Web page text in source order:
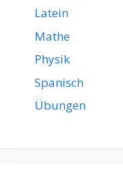
Latein
Mathe
Physik
Spanisch
Übungen